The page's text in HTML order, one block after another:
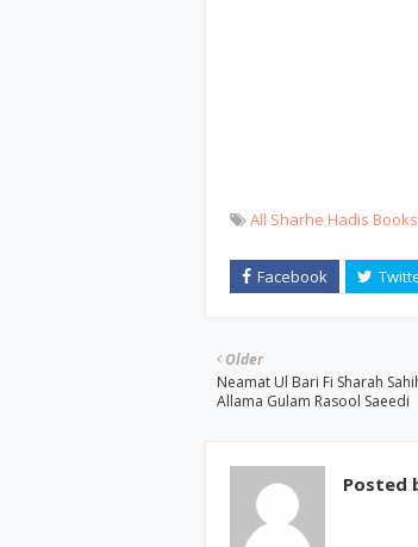
All Sharhe Hadis Books
Older
Neamat Ul Bari Fi Sharah
Allama Gulam Rasool Saeedi
Posted